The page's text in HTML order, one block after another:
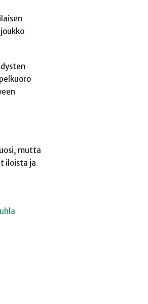
mutta
iloista ja